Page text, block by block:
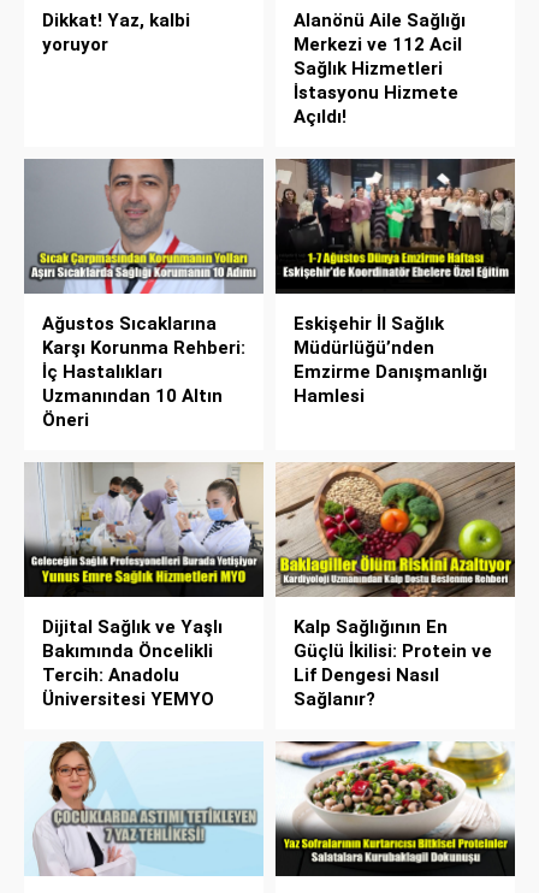
Dikkat! Yaz, kalbi
yoruyor
Alanönü Aile Sağlığı
Merkezi ve 112 Acil
Sağlık Hizmetleri
İstasyonu Hizmete
Açıldı!
Ağustos Sıcaklarına
Karşı Korunma Rehberi:
İç Hastalıkları
Uzmanından 10 Altın
Öneri
Eskişehir İl Sağlık
Müdürlüğü’nden
Emzirme Danışmanlığı
Hamlesi
Dijital Sağlık ve Yaşlı
Bakımında Öncelikli
Tercih: Anadolu
Üniversitesi YEMYO
Kalp Sağlığının En
Güçlü İkilisi: Protein ve
Lif Dengesi Nasıl
Sağlanır?